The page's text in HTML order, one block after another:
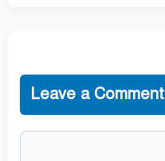
Leave a Comment
Comment